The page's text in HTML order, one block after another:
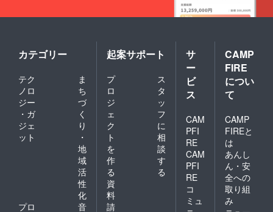
カテゴリー
テク
ノロ
ジー
・ガ
ジェ
ット
ま
ち
づ
く
り
・
地
域
活
性
化
プロ
音
起案サポート
プ
ロ
ジ
ェ
ク
ト
を
作
る
ス
タ
ッ
フ
に
相
談
す
る
資
料
請
サ
ー
ビ
ス
CAM
PFI
RE
CAM
PFI
RE
コ
ミュ
CAMP
FIRE
につい
て
CAMP
FIREと
は
あんし
ん・安
全への
取り組
み